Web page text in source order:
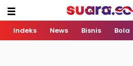
Indeks News Bisnis Bola